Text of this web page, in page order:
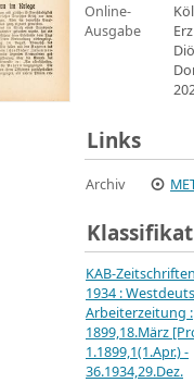
Online-
Ausgabe
Links
Archiv
KAB-
1934 :
Arbeiterzeitung :
1899,18.März
1.1899,1(1.Apr.) -
36.1934,29.Dez.